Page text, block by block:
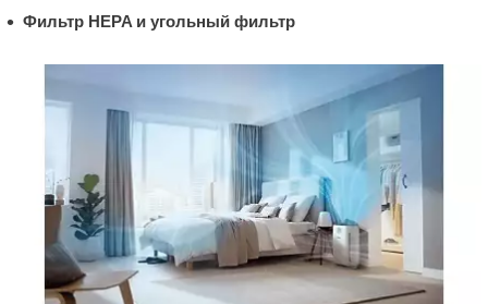
Фильтр HEPA и угольный фильтр